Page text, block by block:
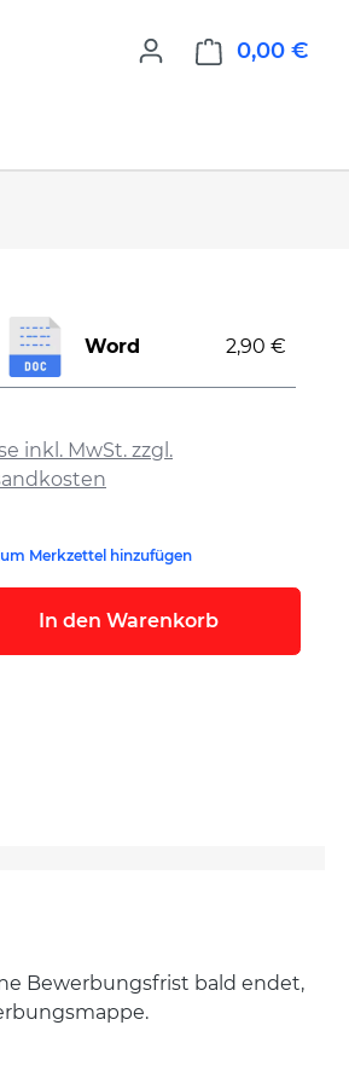
0,00 €
inkl. MwSt. zzgl.
Word 2,90 €
Merkzettel hinzufügen
In den Warenkorb
Bewerbungsfrist bald endet,